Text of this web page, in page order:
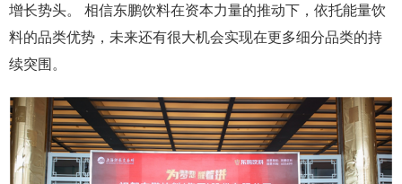
增长势头。 相信东鹏饮料在资本力量的推动下，依托能量饮
料的品类优势，未来还有很大机会实现在更多细分品类的持
续突围。